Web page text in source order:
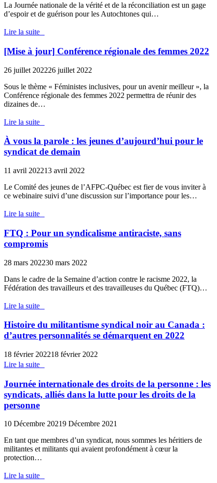
La Journée nationale de la vérité et de la réconciliation est un gage
d’espoir et de guérison pour les Autochtones qui…
Lire la suite
[Mise à jour] Conférence régionale des femmes 2022
26 juillet 202226 juillet 2022
Sous le thème « Féministes inclusives, pour un avenir meilleur », la
Conférence régionale des femmes 2022 permettra de réunir des
dizaines de…
Lire la suite
À vous la parole : les jeunes d’aujourd’hui pour le
syndicat de demain
11 avril 202213 avril 2022
Le Comité des jeunes de l’AFPC-Québec est fier de vous inviter à
ce webinaire suivi d’une discussion sur l’importance pour les…
Lire la suite
FTQ : Pour un syndicalisme antiraciste, sans
compromis
28 mars 202230 mars 2022
Dans le cadre de la Semaine d’action contre le racisme 2022, la
Fédération des travailleurs et des travailleuses du Québec (FTQ)…
Lire la suite
Histoire du militantisme syndical noir au Canada :
d’autres personnalités se démarquent en 2022
18 février 202218 février 2022
Lire la suite
Journée internationale des droits de la personne : les
syndicats, alliés dans la lutte pour les droits de la
personne
10 Décembre 20219 Décembre 2021
En tant que membres d’un syndicat, nous sommes les héritiers de
militantes et militants qui avaient profondément à cœur la
protection…
Lire la suite